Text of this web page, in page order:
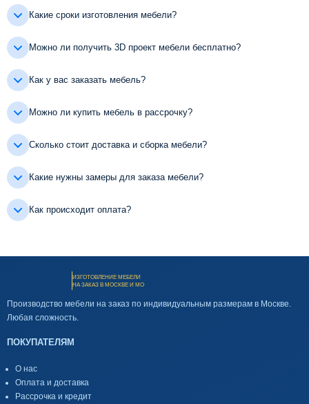
Какие сроки изготовления мебели?
Можно ли получить 3D проект мебели бесплатно?
Как у вас заказать мебель?
Можно ли купить мебель в рассрочку?
Сколько стоит доставка и сборка мебели?
Какие нужны замеры для заказа мебели?
Как происходит оплата?
ИЗГОТОВЛЕНИЕ МЕБЕЛИ
НА ЗАКАЗ В МОСКВЕ И МО
Производство мебели на заказ по индивидуальным размерам в Москве.
Любая сложность.
ПОКУПАТЕЛЯМ
О нас
Оплата и доставка
Рассрочка и кредит